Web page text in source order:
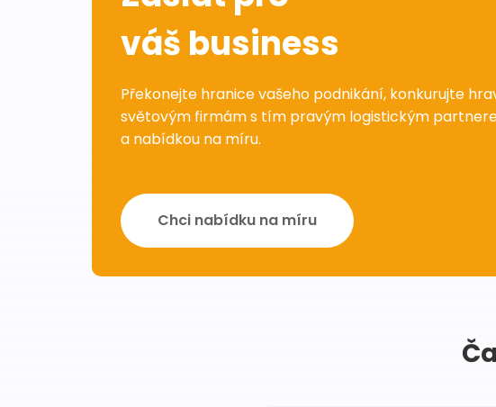
váš business
Překonejte hranice vašeho podnikání, konkurujte
světovým firmám s tím pravým logistickým
a nabídkou na míru.
Chci nabídku na míru